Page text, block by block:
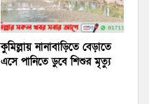
কুমিল্লায় নানাবাড়িতে বেড়াতে
এসে পানিতে ডুবে শিশুর মৃত্যু